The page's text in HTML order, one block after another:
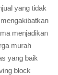
yang tidak
menjadikan
murah
yang baik
block